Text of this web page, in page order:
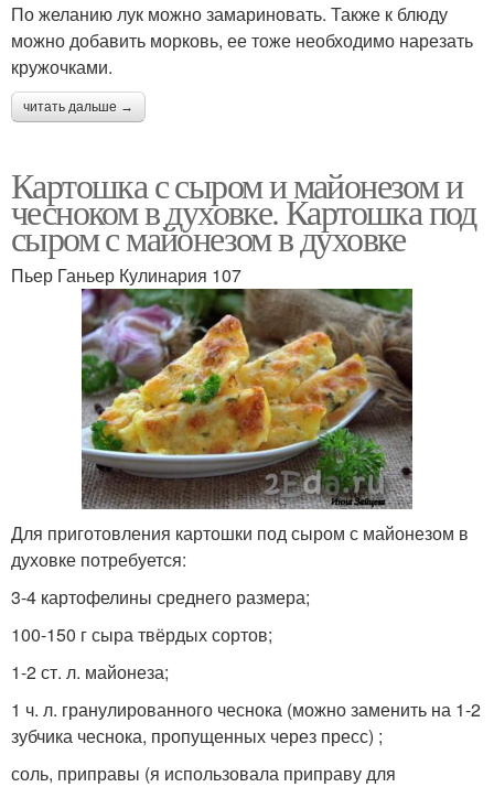
По желанию лук можно замариновать. Также к блюду
можно добавить морковь, ее тоже необходимо нарезать
кружочками.
читать дальше →
Картошка с сыром и майонезом и
чесноком в духовке. Картошка под
сыром с майонезом в духовке
Пьер Ганьер Кулинария 107
Для приготовления картошки под сыром с майонезом в
духовке потребуется:
3-4 картофелины среднего размера;
100-150 г сыра твёрдых сортов;
1-2 ст. л. майонеза;
1 ч. л. гранулированного чеснока (можно заменить на 1-2
зубчика чеснока, пропущенных через пресс) ;
соль, приправы (я использовала приправу для